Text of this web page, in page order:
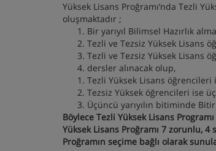
Yüksek Lisans Proğramı’nda Tezli
oluşmaktadır ;
Bir yarıyıl Bilimsel Hazırlık
Tezli ve Tezsiz Yüksek Lisans
Tezli ve Tezsiz Yüksek Lisans
dersler alınacak olup,
Tezli Yüksek Lisans öğrencileri
Tezsiz Yüksek öğrencileri ise
Üçüncü yarıyılın bitiminde
Böylece Tezli Yüksek Lisans
Yüksek Lisans Proğramı 7 zorunlu,
Proğramın seçime bağlı olarak